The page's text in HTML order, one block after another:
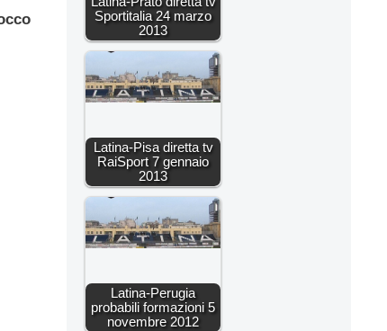
Sportitalia 24 marzo
2013
Latina-Pisa diretta tv
RaiSport 7 gennaio
2013
Latina-Perugia
probabili formazioni 5
novembre 2012